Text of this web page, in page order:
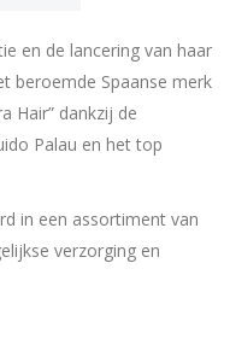
en de lancering van haar
beroemde Spaanse merk
Hair” dankzij de
Palau en het top
in een assortiment van
verzorging en